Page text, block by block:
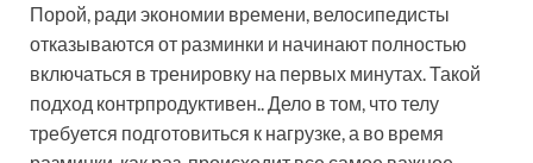
Порой, ради экономии времени, велосипедисты
отказываются от разминки и начинают полностью
включаться в тренировку на первых минутах. Такой
подход контрпродуктивен.. Дело в том, что телу
требуется подготовиться к нагрузке, а во время